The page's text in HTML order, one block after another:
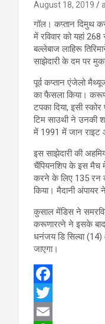
August 18, 2019
गॉल। कप्तान दिमुथ
में रविवार को यहां
बल्लेबाज लाहिरू
साझेदारी के दम पर
पूर्व कप्तान एंजेलो
का फैसला किया।
टपका दिया, इसी
टिम साउथी ने उनकी
में 1991 में जान राइट
इस साझेदारी की
चैंपियनशिप के इस मैच
करने के लिए 135 रन
किया। मैदानी अंपायर
कुसाल मेंडिस ने
करूणारत्ने ने इसके
धनंजय डि सिल्वा
जाएगा।
F
aT